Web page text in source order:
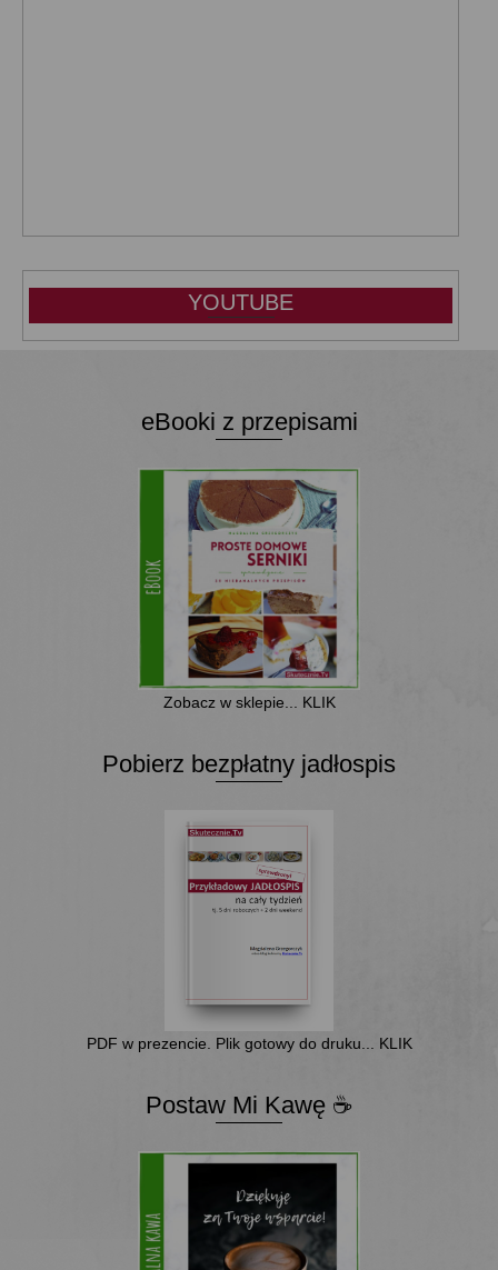
YOUTUBE
eBooki z przepisami
Zobacz w sklepie... KLIK
Pobierz bezpłatny jadłospis
PDF w prezencie. Plik gotowy do druku... KLIK
Postaw Mi Kawę ☕